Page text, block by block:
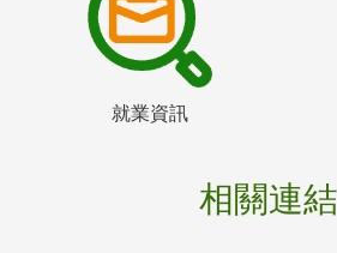
就業資訊
相關連結